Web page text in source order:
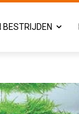
BESTRIJDEN